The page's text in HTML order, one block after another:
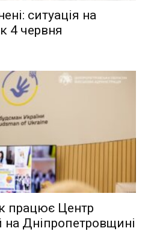
ситуація на
4 червня
працює Центр
на Дніпропетровщині